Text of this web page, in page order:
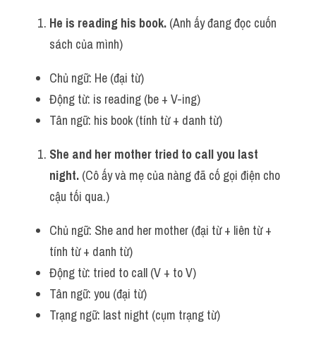
He is reading his book. (Anh ấy đang đọc cuốn
sách của mình)
Chủ ngữ: He (đại từ)
Động từ: is reading (be + V-ing)
Tân ngữ: his book (tính từ + danh từ)
She and her mother tried to call you last
night. (Cô ấy và mẹ của nàng đã cố gọi điện cho
cậu tối qua.)
Chủ ngữ: She and her mother (đại từ + liên từ +
tính từ + danh từ)
Động từ: tried to call (V + to V)
Tân ngữ: you (đại từ)
Trạng ngữ: last night (cụm trạng từ)